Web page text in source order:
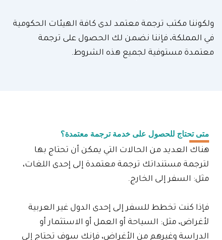
ولكوننا مكتب ترجمة معتمد لدى كافة الهيئات الحكومية
في المملكة، فإننا نضمن لك الحصول على ترجمة
معتمدة مستوفية لجميع هذه الشروط.
متى تحتاج للحصول على خدمة ترجمة معتمدة؟
هناك العديد من الحالات التي يمكن أن تحتاج بها
لترجمة مستنداتك ترجمة معتمدة إلى إحدى اللغات،
مثل: السفر إلى الخارج.
فإذا كنت تخطط للسفر إلى إحدى الدول غير العربية
لأغراض، مثل: السياحة أو العمل أو الاستثمار أو
الدراسة وغيرهم من الأغراض، فإنك سوف تحتاج إلى